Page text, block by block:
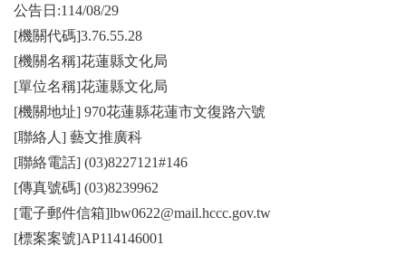
公告日:114/08/29
[機關代碼]3.76.55.28
[機關名稱]花蓮縣文化局
[單位名稱]花蓮縣文化局
[機關地址] 970花蓮縣花蓮市文復路六號
[聯絡人] 藝文推廣科
[聯絡電話] (03)8227121#146
[傳真號碼] (03)8239962
[電子郵件信箱]lbw0622@mail.hccc.gov.tw
[標案案號]AP114146001